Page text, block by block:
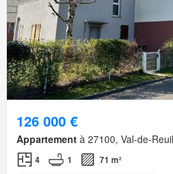
126 000 €
Appartement à 27100, Val-de-
4 1 71 m²